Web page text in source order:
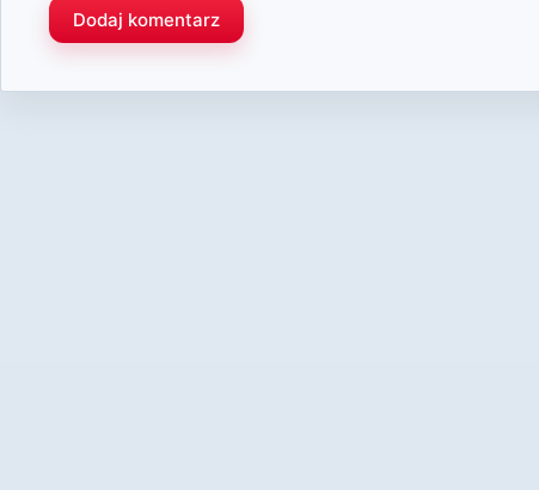
Dodaj komentarz